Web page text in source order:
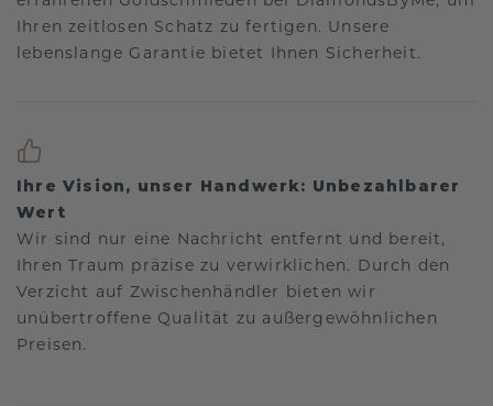
Ihren zeitlosen Schatz zu fertigen. Unsere
lebenslange Garantie bietet Ihnen Sicherheit.
Ihre Vision, unser Handwerk: Unbezahlbarer
Wert
Wir sind nur eine Nachricht entfernt und bereit,
Ihren Traum präzise zu verwirklichen. Durch den
Verzicht auf Zwischenhändler bieten wir
unübertroffene Qualität zu außergewöhnlichen
Preisen.